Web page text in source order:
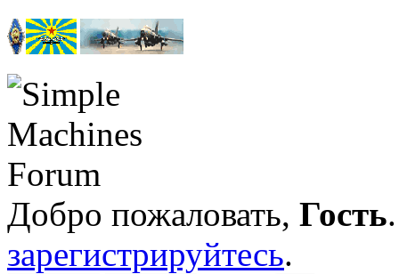
Добро пожаловать, Гость
зарегистрируйтесь.